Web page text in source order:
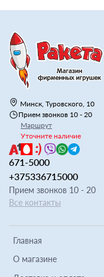
Главная
О магазине
Минск, Туровского, 10
Прием звонков 10 - 20
Маршрут
Уточните наличие
671-5000
+375336715000
Прием звонков 10 - 20
Все контакты